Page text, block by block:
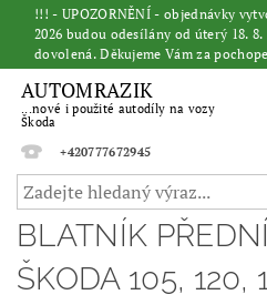
!!! - UPOZORNĚNÍ - objednávky
2026 budou odesílány od úterý 18.
dovolená. Děkujeme Vám za
AUTOMRAZIK
...nové i použité autodíly na vozy
Škoda
+420777672945
BLATNÍK
ŠKODA 105, 120,